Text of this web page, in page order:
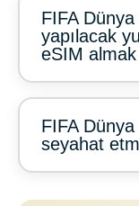
FIFA
yapılacak
eSIM
FIFA
seyahat